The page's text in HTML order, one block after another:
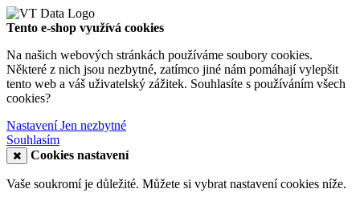
Tento e-shop využívá cookies
Na našich webových stránkách používáme soubory cookies.
Některé z nich jsou nezbytné, zatímco jiné nám pomáhají vylepšit
tento web a váš uživatelský zážitek. Souhlasíte s používáním všech
cookies?
NastaveníJen nezbytné
Souhlasím
Cookies nastavení
Vaše soukromí je důležité. Můžete si vybrat nastavení cookies níže.